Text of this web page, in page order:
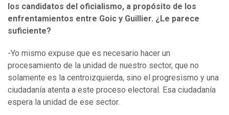
los candidatos del oficialismo, a propósito de los
enfrentamientos entre Goic y Guillier. ¿Le parece
suficiente?
-Yo mismo expuse que es necesario hacer un
procesamiento de la unidad de nuestro sector, que no
solamente es la centroizquierda, sino el progresismo y una
ciudadanía atenta a este proceso electoral. Esa ciudadanía
espera la unidad de ese sector.